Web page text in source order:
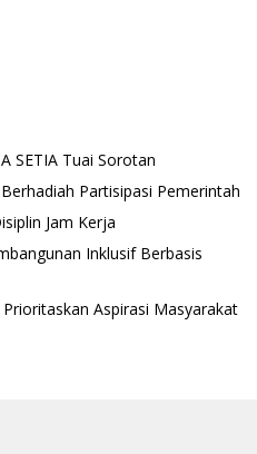
SETIA Tuai Sorotan
Partisipasi Pemerintah
Jam Kerja
Inklusif Berbasis
Aspirasi Masyarakat